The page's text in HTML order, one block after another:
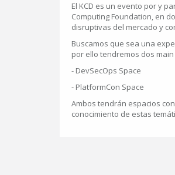
El KCD es un evento por y
Computing Foundation, en
disruptivas del mercado y
Buscamos que sea una
por ello tendremos dos
- DevSecOps Space
- PlatformCon Space
Ambos tendrán espacios
conocimiento de estas